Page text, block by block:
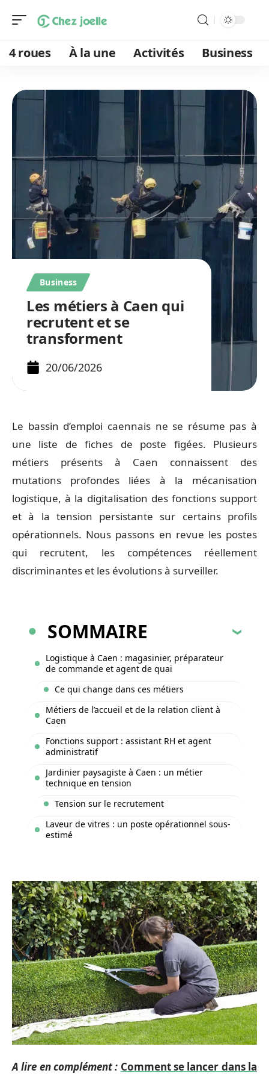
4 roues À la une Activités Business
Business
Les métiers à Caen qui
recrutent et se
transforment
20/06/2026
Le bassin d’emploi caennais ne se résume pas à
une liste de fiches de poste figées. Plusieurs
métiers présents à Caen connaissent des
mutations profondes liées à la mécanisation
logistique, à la digitalisation des fonctions support
et à la tension persistante sur certains profils
opérationnels. Nous passons en revue les postes
qui recrutent, les compétences réellement
discriminantes et les évolutions à surveiller.
SOMMAIRE
Logistique à Caen : magasinier, préparateur
de commande et agent de quai
Ce qui change dans ces métiers
Métiers de l’accueil et de la relation client à
Caen
Fonctions support : assistant RH et agent
administratif
Jardinier paysagiste à Caen : un métier
technique en tension
Tension sur le recrutement
Laveur de vitres : un poste opérationnel sous-
estimé
A lire en complément : Comment se lancer dans la